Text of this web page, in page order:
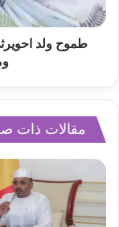
مقالات ذات